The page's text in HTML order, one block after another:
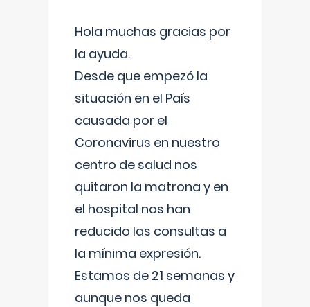
Hola muchas gracias por
la ayuda.
Desde que empezó la
situación en el País
causada por el
Coronavirus en nuestro
centro de salud nos
quitaron la matrona y en
el hospital nos han
reducido las consultas a
la mínima expresión.
Estamos de 21 semanas y
aunque nos queda